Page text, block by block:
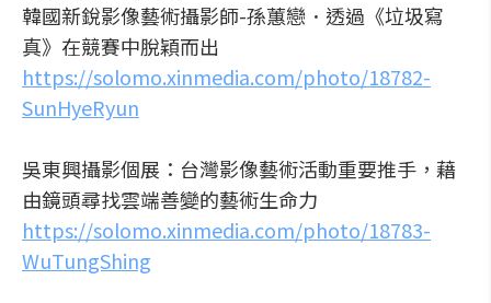
韓國新銳影像藝術攝影師-孫蕙戀．透過《垃圾寫
真》在競賽中脫穎而出
https://solomo.xinmedia.com/photo/18782-
SunHyeRyun
吳東興攝影個展：台灣影像藝術活動重要推手，藉
由鏡頭尋找雲端善變的藝術生命力
https://solomo.xinmedia.com/photo/18783-
WuTungShing